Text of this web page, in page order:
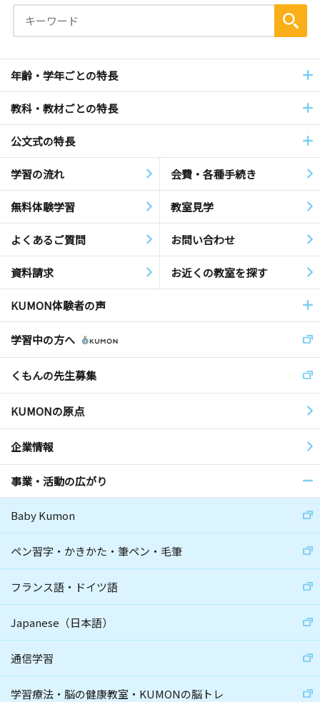
年齢・学年ごとの特長
教科・教材ごとの特長
公文式の特長
学習の流れ 会費・各種手続き
無料体験学習 教室見学
よくあるご質問 お問い合わせ
資料請求 お近くの教室を探す
KUMON体験者の声
学習中の方へ
くもんの先生募集
KUMONの原点
企業情報
事業・活動の広がり
Baby Kumon
ペン習字・かきかた・筆ペン・毛筆
フランス語・ドイツ語
Japanese（日本語）
通信学習
学習療法・脳の健康教室・KUMONの脳トレ